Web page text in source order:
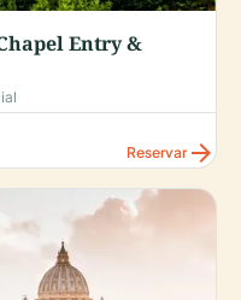
Entry &
Reservararrow_forward